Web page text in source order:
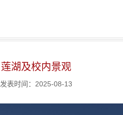
莲湖及校内景观
发表时间：2025-08-13